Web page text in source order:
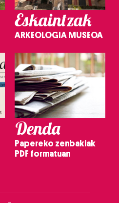
Eskaintzak
ARKEOLOGIA MUSEOA
Denda
Papereko zenbakiak
PDF formatuan